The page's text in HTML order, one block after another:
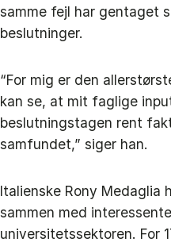
samme fejl har gentaget
beslutninger.
“For mig er den
kan se, at mit faglige
beslutningstagen rent
samfundet,” siger han.
Italienske Rony Medaglia
sammen med
universitetssektoren. For